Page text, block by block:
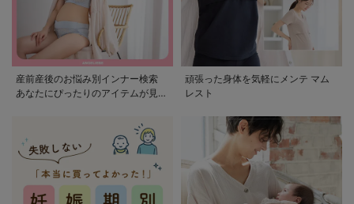
産前産後のお悩み別インナー検索
あなたにぴったりのアイテムが見つ
頑張った身体を気軽にメンテ マム
レスト